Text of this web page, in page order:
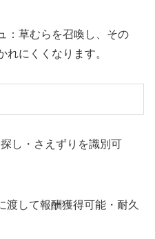
：草むらを召喚し、その
れにくくなります。
し・さえずりを識別可
渡して報酬獲得可能・耐久